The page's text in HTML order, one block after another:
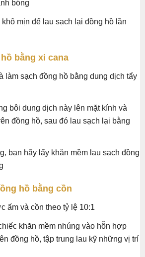
bóng
mịn để lau sạch lại đồng hồ lần
bằng xi cana
làm sạch đồng hồ bằng dung dịch tẩy
bôi dung dịch này lên mặt kính và
đồng hồ, sau đó lau sạch lại bằng
bạn hãy lấy khăn mềm lau sạch đồng
hồ bằng cồn
ấm và cồn theo tỷ lệ 10:1
khăn mềm nhúng vào hỗn hợp
đồng hồ, tập trung lau kỹ những vị trí